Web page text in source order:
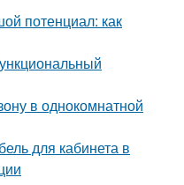
потенциал: как
в однокомнатной
для кабинета в